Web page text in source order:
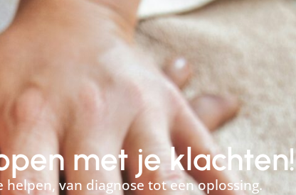
met je klachten!
van diagnose tot een oplossing.